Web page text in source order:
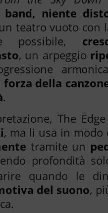
band, niente
teatro vuoto con
possibile,
, un arpeggio
forza della
.
The
, ma li usa in
tramite un
profondità
quando le
del suono,